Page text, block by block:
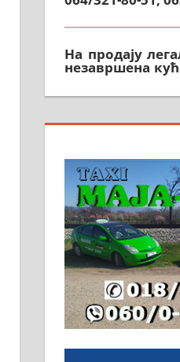
незавршена
м2 са
Зеленом
Могућа замена.
Рудник и
д.о.о. Рудник
помоћника
Основна
радно
сличним
неопходан
смештај,
032/57-41-122 –